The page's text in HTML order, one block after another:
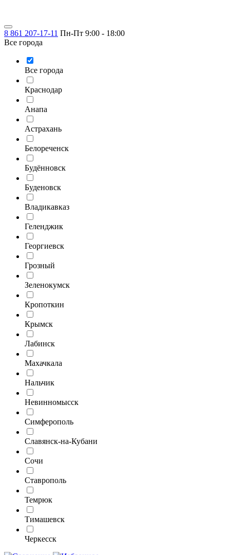
8 861 207-17-11 Пн-Пт 9:00 - 18:00
Все города
Все города
Краснодар
Анапа
Астрахань
Белореченск
Будённовск
Буденовск
Владикавказ
Геленджик
Георгиевск
Грозный
Зеленокумск
Кропоткин
Крымск
Лабинск
Махачкала
Нальчик
Невинномысск
Симферополь
Славянск-на-Кубани
Сочи
Ставрополь
Темрюк
Тимашевск
Черкесск